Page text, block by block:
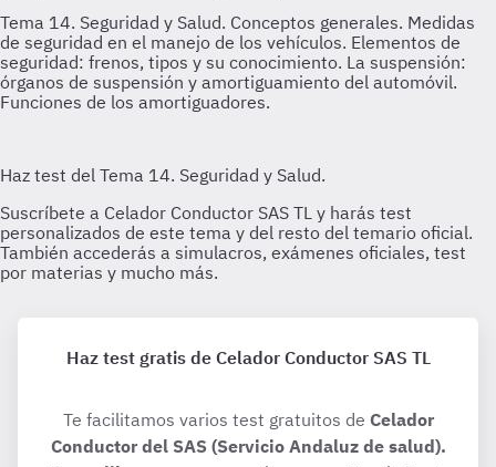
Haz test gratis de Celador Conductor SAS TL
Te facilitamos varios test gratuitos de Celador
Conductor del SAS (Servicio Andaluz de salud).